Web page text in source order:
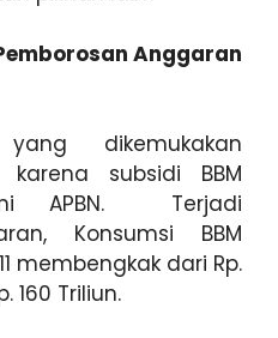
Anggaran
dikemukakan
subsidi BBM
APBN. Terjadi
Konsumsi BBM
membengkak dari Rp.
160 Triliun.